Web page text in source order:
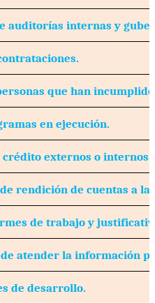
auditorías internas y
que han
en ejecución.
crédito externos o internos.
rendición de cuentas a la
de trabajo y
atender la información
de desarrollo.